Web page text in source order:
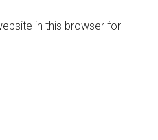
in this browser for